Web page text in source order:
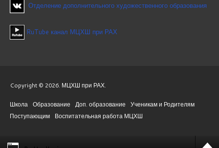
Отделение дополнительного художественного образования
RuTube канал МЦХШ при РАХ
Copyright © 2026. МЦХШ при РАХ.
Школа Образование Доп. образование
Ученикам и Родителям
Поступающим
Воспитательная работа МЦХШ